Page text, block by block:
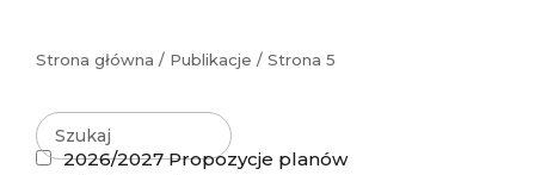
Strona główna / Publikacje / Strona 5
2026/2027 Propozycje planów